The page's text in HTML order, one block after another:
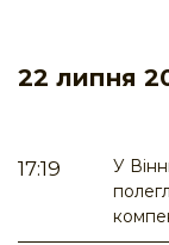
22 липня
17:19
У